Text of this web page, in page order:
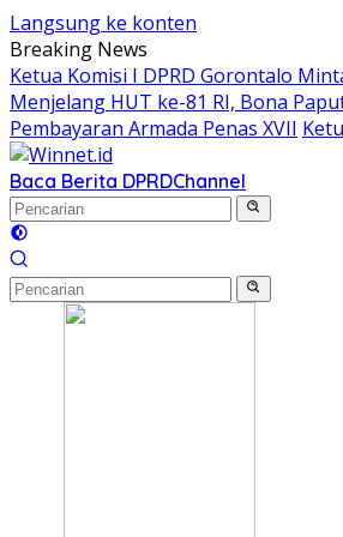
Langsung ke konten
Breaking News
Ketua Komisi I DPRD Gorontalo
Menjelang HUT ke-81 RI, Bona
Pembayaran Armada Penas XVII
Baca Berita DPRDChannel